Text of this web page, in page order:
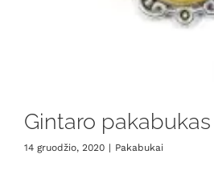
Gintaro pakabukas
14 gruodžio, 2020 | Pakabukai